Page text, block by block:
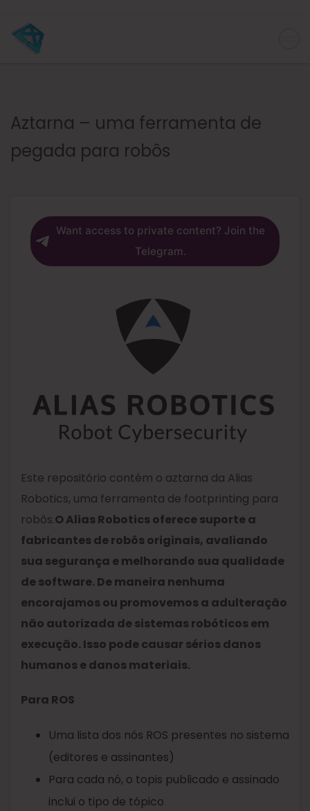
Aztarna – uma ferramenta de
pegada para robôs
Want access to private content? Join the
Telegram.
Este repositório contém o aztarna da Alias ​​
Robotics, uma ferramenta de footprinting para
robôs.O Alias ​​Robotics oferece suporte a
fabricantes de robôs originais, avaliando
sua segurança e melhorando sua qualidade
de software. De maneira nenhuma
encorajamos ou promovemos a adulteração
não autorizada de sistemas robóticos em
execução. Isso pode causar sérios danos
humanos e danos materiais.
Para ROS
Uma lista dos nós ROS presentes no sistema
(editores e assinantes)
Para cada nó, o topis publicado e assinado
inclui o tipo de tópico